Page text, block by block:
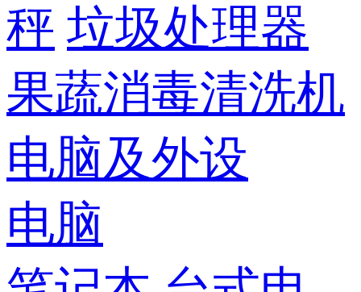
秤 垃圾处理器
果蔬消毒清洗机
电脑及外设
电脑